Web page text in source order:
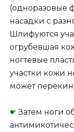
(одноразовые
насадки с
Шлифуются
огрубевшая
ногтевые
участки кожи
может
☛ Затем ноги